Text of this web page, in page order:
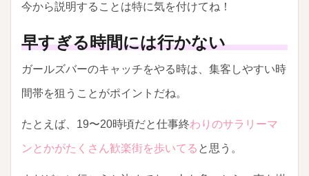
今から説明することは特に気を付けてね！
早すぎる時間には行かない
ガールズバーのキャッチをやる時は、集客しやすい時
間帯を狙うことがポイントだね。
たとえば、19〜20時頃だと仕事終わりのサラリーマ
ンとかがたくさん歓楽街を歩いてる と思う。